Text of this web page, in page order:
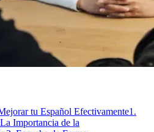
tu Español Efectivamente1.
La Importancia de la